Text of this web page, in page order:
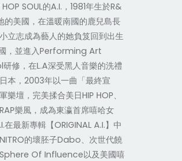
HOP SOUL的A.I.，1981年生於R&
的美國，在溫暖南國的鹿兒島長
立志成為藝人的她負笈回到出生
，並進入Performing Art
修，在L.A深受黑人音樂的洗禮
本，2003年以一曲「最終宣
樂壇，完美揉合美日HIP HOP、
樂風，成為東瀛首席嘻哈女
在最新專輯【ORIGINAL A.I.】中
的壞胚子Dabo、次世代饒
Of Influence以及美國嘻